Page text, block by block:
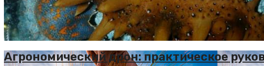
Агрономический дрон: практическое